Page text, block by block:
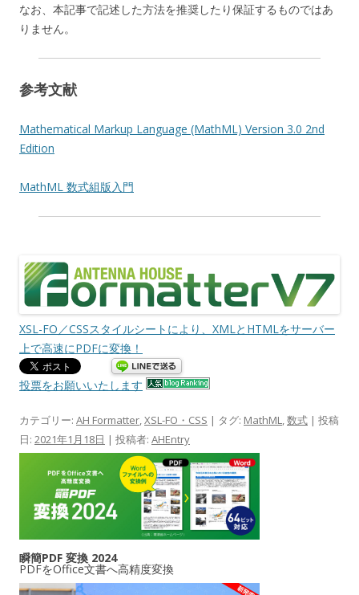
なお、本記事で記述した方法を推奨したり保証するものではあ
りません。
参考文献
Mathematical Markup Language (MathML) Version 3.0 2nd
Edition
MathML 数式組版入門
XSL-FO／CSSスタイルシートにより、XMLとHTMLをサーバー
上で高速にPDFに変換！
投票をお願いいたします
カテゴリー: AH Formatter,XSL-FO・CSS | タグ: MathML,数式 | 投稿
日: 2021年1月18日 | 投稿者: AHEntry
瞬簡PDF 変換 2024
PDFをOffice文書へ高精度変換